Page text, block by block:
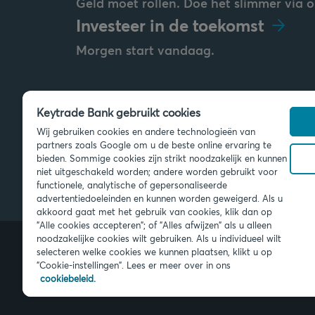
Investeer in de toekomst
Morgen start vandaag.
Stuur ons een bericht
info@keytradebank.com
© 2026 Keytrade Bank, Belgisch
Keytrade Bank gebruikt cookies
Wij gebruiken cookies en andere technologieën van
partners zoals Google om u de beste online ervaring te
bieden. Sommige cookies zijn strikt noodzakelijk en kunnen
niet uitgeschakeld worden; andere worden gebruikt voor
functionele, analytische of gepersonaliseerde
advertentiedoeleinden en kunnen worden geweigerd. Als u
akkoord gaat met het gebruik van cookies, klik dan op
"Alle cookies accepteren"; of "Alles afwijzen" als u alleen
noodzakelijke cookies wilt gebruiken. Als u individueel wilt
selecteren welke cookies we kunnen plaatsen, klikt u op
"Cookie-instellingen". Lees er meer over in ons
cookiebeleid.